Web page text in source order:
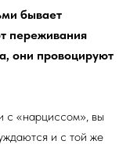
бывает
переживания
они провоцируют
с «нарциссом», вы
и с той же